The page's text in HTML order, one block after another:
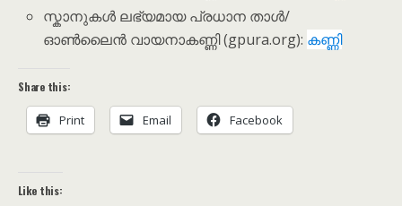
സ്കാനുകൾ ലഭ്യമായ പ്രധാന താൾ/
ഓൺലൈൻ വായനാകണ്ണി (gpura.org): കണ്ണി
Share this:
Print Email Facebook
Like this: